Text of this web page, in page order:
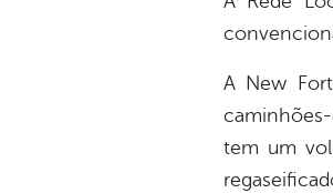
A New
tem um